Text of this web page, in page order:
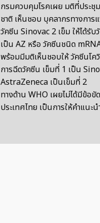
กรมควบคุมโรคเผย มติที่ประชุ
ชาติ เห็นชอบ บุคลากรทางกา
วัคซีน Sinovac 2 เข็ม ให้ได้รับ
เป็น AZ หรือ วัคซีนชนิด
พร้อมมีมติเห็นชอบให้ วัคซีนโ
การฉีดวัคซีน เข็มที่ 1 เป็น
AstraZeneca เป็นเข็มที่ 2
ทางด้าน WHO เผยไม่ได้มีข้อ
ประเทศไทย เป็นการให้คำแนะ